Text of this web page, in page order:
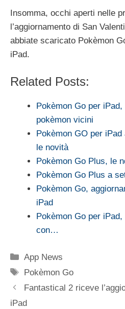
Insomma, occhi aperti nelle
l’aggiornamento di San
abbiate scaricato Pokèmon
iPad.
Related Posts:
Pokèmon Go per
pokèmon vicini
Pokèmon GO per
le novità
Pokèmon Go Plus, le
Pokèmon Go Plus a
Pokèmon Go,
iPad
Pokèmon Go per
con…
Categorie
App News
Tag
Pokèmon Go
Fantastical 2 riceve
iPad